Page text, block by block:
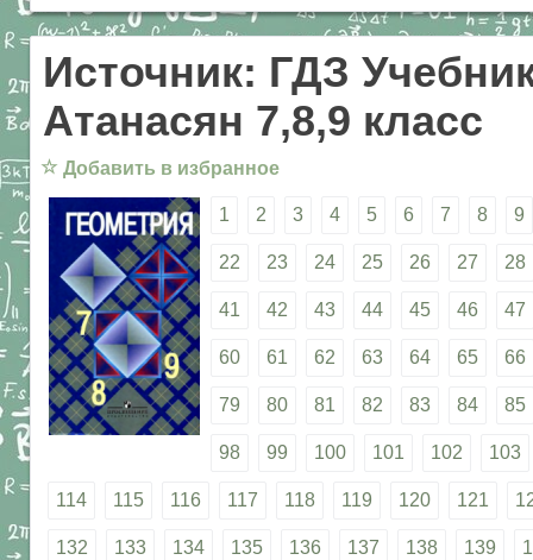
Источник: ГДЗ
Атанасян 7,8,9 класс
☆ Добавить в избранное
1 2 3 4 5 6 7 8 9
22 23 24 25 26 27 28
41 42 43 44 45 46 47
60 61 62 63 64 65 66
79 80 81 82 83 84 85
98 99 100 101 102 103
114 115 116 117 118 119 120 121
132 133 134 135 136 137 138 139